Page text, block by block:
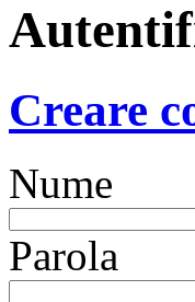
Creare
Nume
Parola